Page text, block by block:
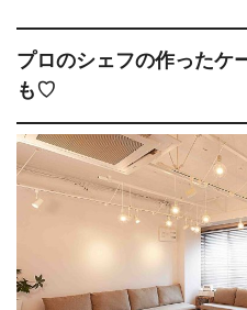
プロのシェフの作ったケ
も♡